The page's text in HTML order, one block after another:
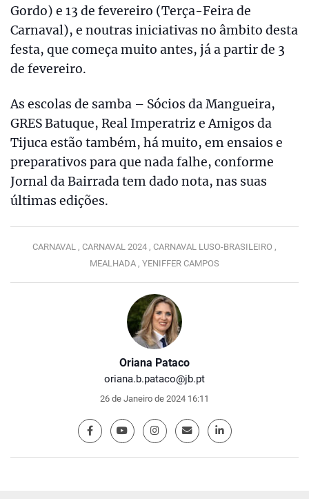
Oriana Pataco
oriana.b.pataco@jb.pt
26 de Janeiro de 2024 16:11
Gordo) e 13 de fevereiro (Terça-Feira de
Carnaval), e noutras iniciativas no âmbito desta
festa, que começa muito antes, já a partir de 3
de fevereiro.
As escolas de samba – Sócios da Mangueira,
GRES Batuque, Real Imperatriz e Amigos da
Tijuca estão também, há muito, em ensaios e
preparativos para que nada falhe, conforme
Jornal da Bairrada tem dado nota, nas suas
últimas edições.
CARNAVAL , CARNAVAL 2024 , CARNAVAL LUSO-BRASILEIRO ,
MEALHADA , YENIFFER CAMPOS